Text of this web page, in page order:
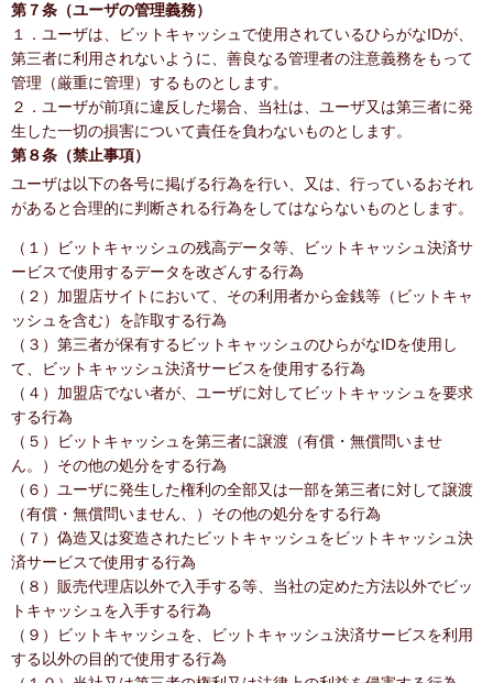
第７条（ユーザの管理義務）
１．ユーザは、ビットキャッシュで使用されているひらがなIDが、
第三者に利用されないように、善良なる管理者の注意義務をもって
管理（厳重に管理）するものとします。
２．ユーザが前項に違反した場合、当社は、ユーザ又は第三者に発
生した一切の損害について責任を負わないものとします。
第８条（禁止事項）
ユーザは以下の各号に掲げる行為を行い、又は、行っているおそれ
があると合理的に判断される行為をしてはならないものとします。
（１）ビットキャッシュの残高データ等、ビットキャッシュ決済サ
ービスで使用するデータを改ざんする行為
（２）加盟店サイトにおいて、その利用者から金銭等（ビットキャ
ッシュを含む）を詐取する行為
（３）第三者が保有するビットキャッシュのひらがなIDを使用し
て、ビットキャッシュ決済サービスを使用する行為
（４）加盟店でない者が、ユーザに対してビットキャッシュを要求
する行為
（５）ビットキャッシュを第三者に譲渡（有償・無償問いませ
ん。）その他の処分をする行為
（６）ユーザに発生した権利の全部又は一部を第三者に対して譲渡
（有償・無償問いません、）その他の処分をする行為
（７）偽造又は変造されたビットキャッシュをビットキャッシュ決
済サービスで使用する行為
（８）販売代理店以外で入手する等、当社の定めた方法以外でビッ
トキャッシュを入手する行為
（９）ビットキャッシュを、ビットキャッシュ決済サービスを利用
する以外の目的で使用する行為